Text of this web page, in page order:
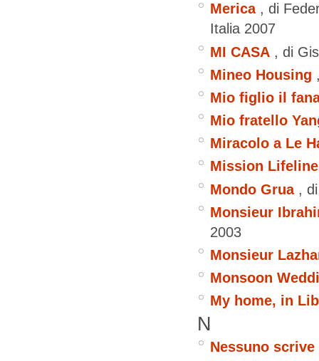
Merica , di
Italia 2007
MI CASA , di
Mineo Housing
Mio figlio il
Mio fratello
Miracolo a Le
Mission Lifeline
Mondo Grua ,
Monsieur
2003
Monsieur
Monsoon
My home, in
N
Nessuno